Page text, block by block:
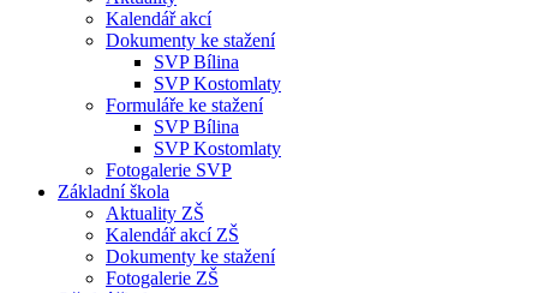
Kalendář akcí
Dokumenty ke stažení
SVP Bílina
SVP Kostomlaty
Formuláře ke stažení
SVP Bílina
SVP Kostomlaty
Fotogalerie SVP
Základní škola
Aktuality ZŠ
Kalendář akcí ZŠ
Dokumenty ke stažení
Fotogalerie ZŠ